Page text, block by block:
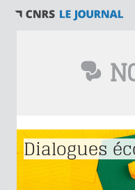
Vous êtes ici
Dialogues